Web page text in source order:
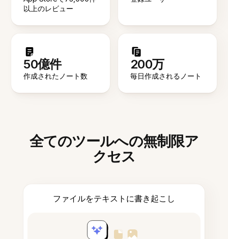
以上のレビュー
50億件
作成されたノート数
200万
毎日作成されるノート
全てのツールへの無制限ア
クセス
ファイルをテキストに書き起こし